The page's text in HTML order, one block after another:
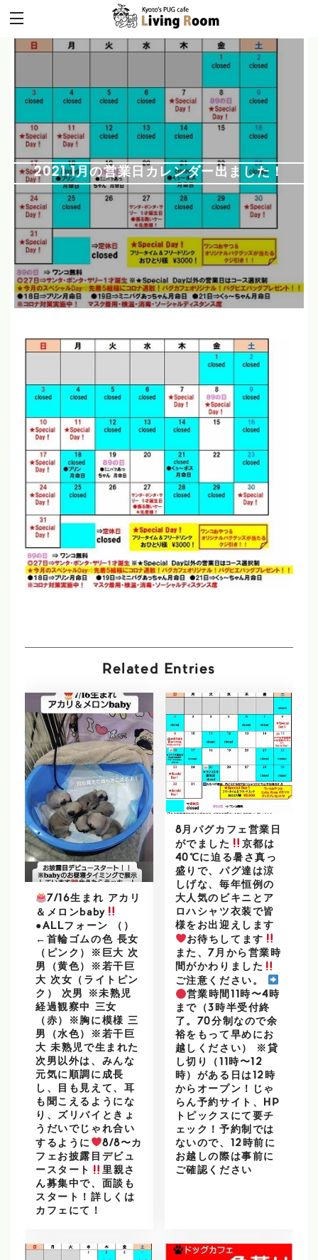
2021.1月の営業日カレンダー出ました！
Related Entries
7/16生まれ アカリ
＆メロンbaby
●ALLフォーン （）
←首輪ゴムの色 長女
（ピンク）※巨大 次
男（黄色）※若干巨
大 次女（ライトピン
ク） 次男 ※未熟児
経過観察中 三女
（赤）※胸に模様 三
男（水色）※若干巨
大 未熟児で生まれた
次男以外は、みんな
元気に順調に成長
し、目も見えて、耳
も聞こえるようにな
り、ズリバイときょ
うだいでじゃれ合い
するように
8/8〜カ
フェお披露目デビュ
ースタート
里親さ
ん募集中で、面談も
スタート！詳しくは
カフェにて！
8月パグカフェ営業日
がでました
京都は
40℃に迫る暑さ真っ
盛りで、パグ達は涼
しげな、毎年恒例の
大人気のビキニとア
ロハシャツ衣装で皆
様をお出迎えします
お待ちしてます
また、7月から営業時
間がかわりました
ご注意ください。
営業時間11時〜4時
まで（3時半受付終
了。70分制なので余
裕をもって早めにお
越しください） ※貸
し切り（11時〜12
時）がある日は12時
からオープン！じゃ
らん予約サイト、HP
トピックスにて要チ
ェック！予約制では
ないので、12時前に
お越しの際は事前に
ご確認ください